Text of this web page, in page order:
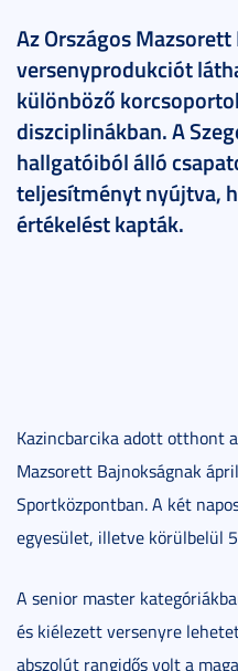
Az Országos
versenyprodukciót
különböző
diszciplinákban. A
hallgatóiból álló
teljesítményt nyújtva,
értékelést kapták.
Kazincbarcika adott otthont
Mazsorett Bajnokságnak
Sportközpontban. A két
egyesület, illetve körülbelül
A senior master
és kiélezett versenyre
abszolút rangidős volt a